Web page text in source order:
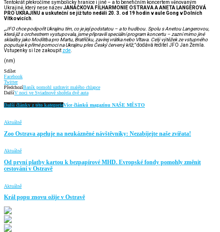
Tentokrát překročíme symbolicky hranice i jiné – a to benefičním koncertem věnovaným
Ukrajině, který nese názevJANÁČKOVA FILHARMONIE OSTRAVA A ANETA LANGEROVÁ
PRO UKRAJINU a uskuteční se již tuto neděli 20. 3. od 19 hodin v aule Gong v Dolních
Vítkovicích.
„JFO chce podpořit Ukrajinu tím, co je její podstatou – a to hudbou. Spolu s Anetou Langerovou,
která již s orchestrem vystupovala, jsme připravili speciální program koncertu – zazní mimo jiné
skladby jako Modlitba pro Martu, Bratříčku, zavírej vrátka nebo Vltava. Celý výtěžek ze vstupného
poputuje k přímé pomoci na Ukrajinu přes Český červený kříž,“dodává ředitel JFO Jan Žemla.
Vstupenky si lze zakoupit zde.
(nm)
Sdílet
Facebook
Twitter
PředchozíBaník pomohl uzdravit malého chlapce
DalšíV noci ve Sviadnově shořela dvě auta
Další články z této kategorieVíce článků magazínu NAŠE MĚSTO
Aktuálně
Zoo Ostrava apeluje na neukázněné návštěvníky: Nezabíjejte naše zvířata!
Aktuálně
Od první platby kartou k bezpapírové MHD. Evropské fondy pomohly změnit
cestování v Ostravě
Aktuálně
Král popu znovu ožije v Ostravě